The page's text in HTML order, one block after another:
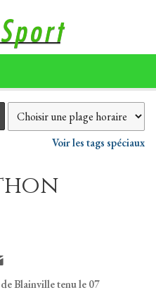
Voir les tags spéciaux
Blainville tenu le 07